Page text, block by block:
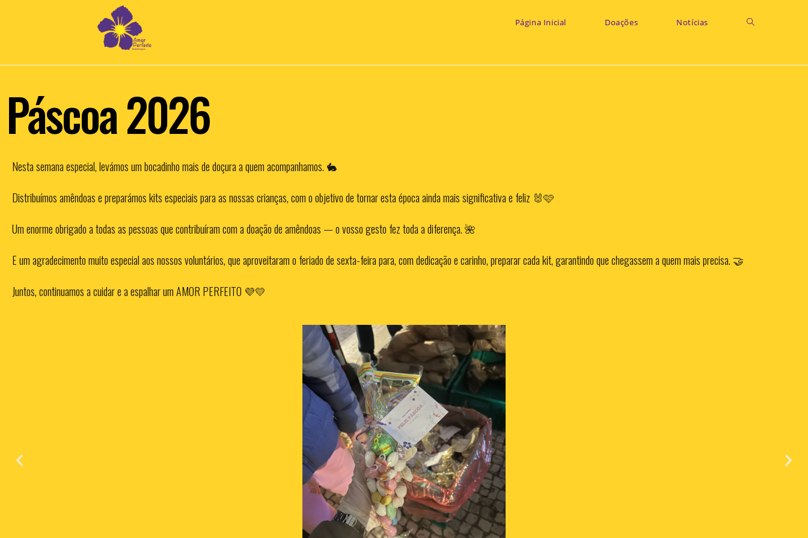
Página Inicial Doações Notícias
Páscoa 2026
Nesta semana especial, levámos um bocadinho mais de doçura a quem acompanhamos. 🐇
Distribuímos amêndoas e preparámos kits especiais para as nossas crianças, com o objetivo de tornar esta época ainda mais significativa e feliz 🐰🩷
Um enorme obrigado a todas as pessoas que contribuíram com a doação de amêndoas — o vosso gesto fez toda a diferença. 🌺
E um agradecimento muito especial aos nossos voluntários, que aproveitaram o feriado de sexta-feira para, com dedicação e carinho, preparar cada kit, garantindo que chegassem a quem mais precisa. 🤝
Juntos, continuamos a cuidar e a espalhar um AMOR PERFEITO 💜💛